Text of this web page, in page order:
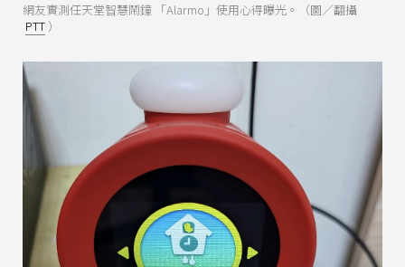
網友實測任天堂智慧鬧鐘 「Alarmo」使用心得曝光。（圖／翻攝
PTT ）